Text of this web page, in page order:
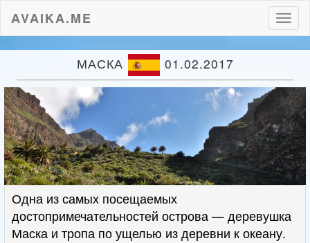
AVAIKA.ME
МАСКА 01.02.2017
Одна из самых посещаемых
достопримечательностей острова — деревушка
Маска и тропа по ущелью из деревни к океану.